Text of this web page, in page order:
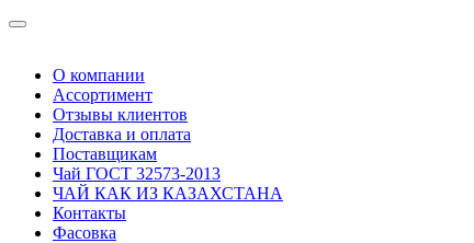
О компании
Ассортимент
Отзывы клиентов
Доставка и оплата
Поставщикам
Чай ГОСТ 32573-2013
ЧАЙ КАК ИЗ КАЗАХСТАНА
Контакты
Фасовка